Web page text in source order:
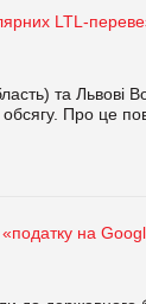
LTL-
та Львові
Про це
«податку на